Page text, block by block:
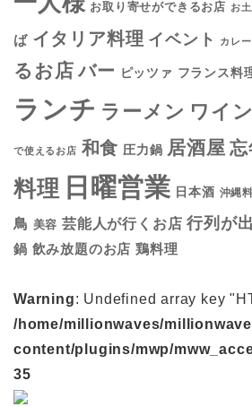
お取り寄せができるお店 お
ば イタリア料理 イベント カレー
るお店 バー ピッツァ フランス料
ランチ ラーメン ワイン
で使えるお店 和食 圧力鍋 居酒屋
料理 日曜営業 日本酒 沖縄
鳥 美容 芸能人が行くお店 行列が
鍋 飲み放題のお店 鶏料理
Warning: Undefined array key
/home/millionwaves/
content/plugins/mwp/
35